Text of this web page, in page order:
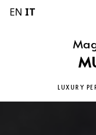
EN IT
LUXURY